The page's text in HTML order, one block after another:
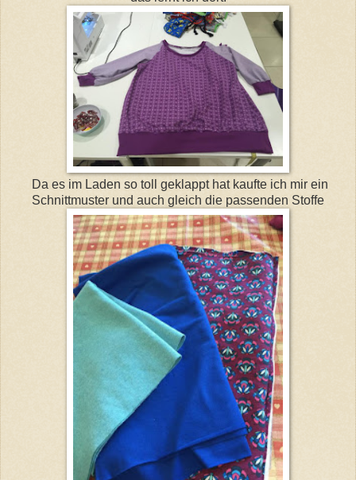
Da es im Laden so toll geklappt hat kaufte ich mir ein
Schnittmuster und auch gleich die passenden Stoffe